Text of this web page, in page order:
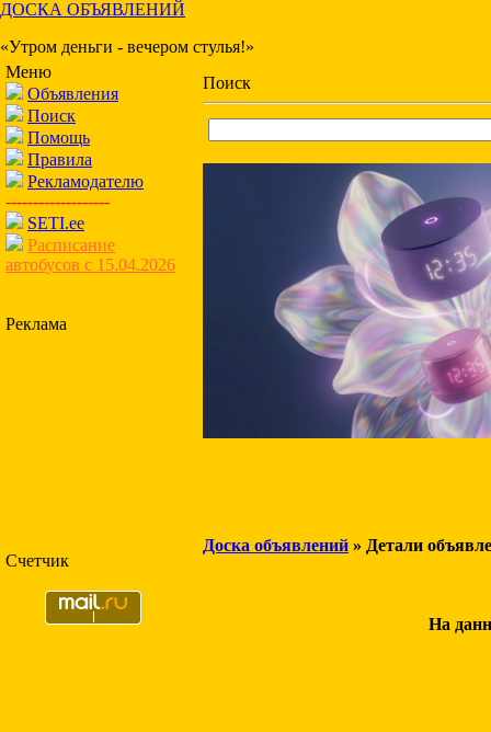
ДОСКА ОБЪЯВЛЕНИЙ
«Утром деньги - вечером стулья!»
Меню
Объявления
Поиск
Помощь
Правила
Рекламодателю
-------------------
SETI.ee
Расписание
автобусов с 15.04.2026
Реклама
Счетчик
Поиск
Доска объявлений » Детали
На